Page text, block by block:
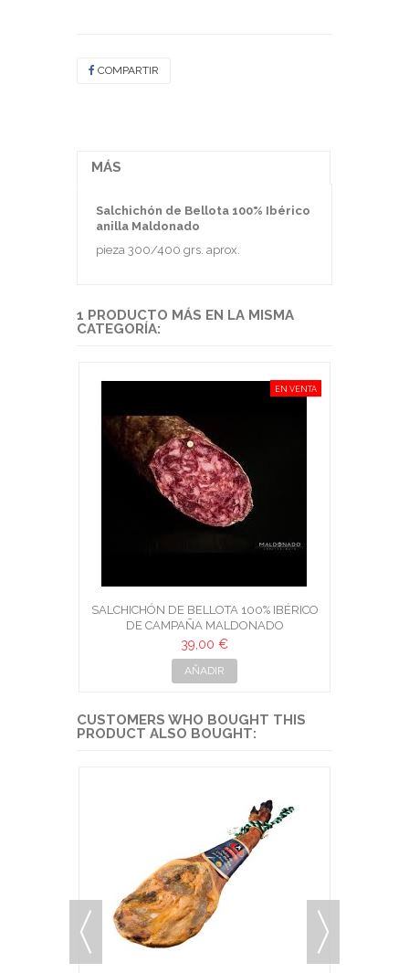
COMPARTIR
MÁS
Salchichón de Bellota 100% Ibérico
anilla Maldonado
pieza 300/400 grs. aprox.
1 PRODUCTO MÁS EN LA MISMA
CATEGORÍA:
EN VENTA
SALCHICHÓN DE BELLOTA 100% IBÉRICO
DE CAMPAÑA MALDONADO
39,00 €
AÑADIR
CUSTOMERS WHO BOUGHT THIS
PRODUCT ALSO BOUGHT: